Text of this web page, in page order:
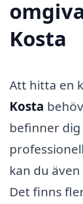
Kosta
Att hitta en
Kosta
befinner dig
kan du
Det finns